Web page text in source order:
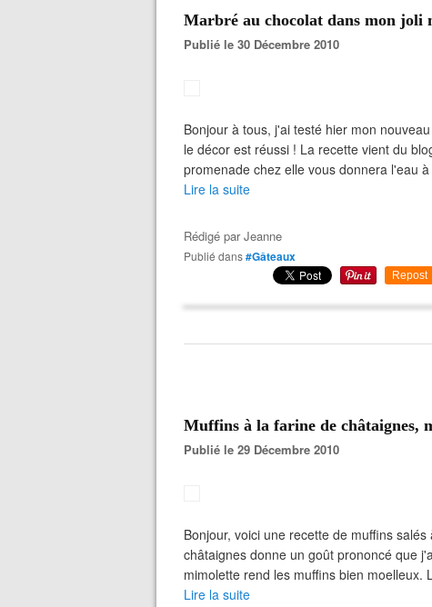
Marbré au chocolat dans mon joli
Publié le 30 Décembre 2010
Bonjour à tous, j'ai testé hier mon
le décor est réussi ! La recette vient du
promenade chez elle vous donnera l'eau
Lire la suite
Rédigé parJeanne
Publié dans#Gâteaux
Repost
Muffins à la farine de châtaignes,
Publié le 29 Décembre 2010
Bonjour, voici une recette de muffins
châtaignes donne un goût prononcé que
mimolette rend les muffins bien moelleux.
Lire la suite